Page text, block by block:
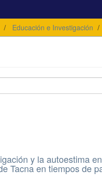
Educación e Investigación
y la autoestima
Tacna en tiempos de